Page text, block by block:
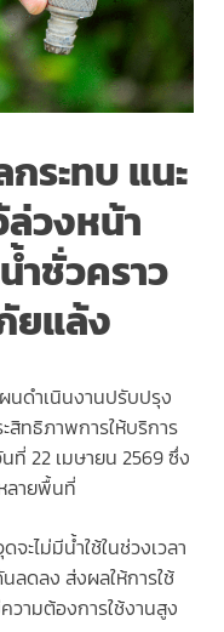
ระทบ แนะ
ล่วงหน้า
ำชั่วคราว
ยแล้ง
นดำเนินงานปรับปรุง
สิทธิภาพการให้บริการ
ที่ 22 เมษายน 2569 ซึ่ง
ลายพื้นที่
ะไม่มีน้ำใช้ในช่วงเวลา
ดลง ส่งผลให้การใช้
วามต้องการใช้งานสูง